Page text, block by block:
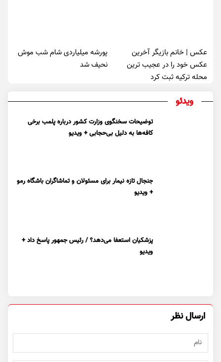
عکس | خانم بازیگر آخرین
عکس خود را در عجیب ترین
محله ترکیه ثبت کرد
پورشه میلیاردی شام شب موش‌
نحیف شد
ویدئو
توضیحات سخنگوی وزارت کشور درباره پلمب برخی
کافه‌ها به دلیل بی‌حجابی + ویدیو
جنجال تازه نیمار برای مسئولان و تماشاگران باشگاه رمو
+ ویدیو
پزشکیان استعفا می‌دهد؟ / رئیس جمهور پاسخ داد +
ویدیو
ارسال نظر